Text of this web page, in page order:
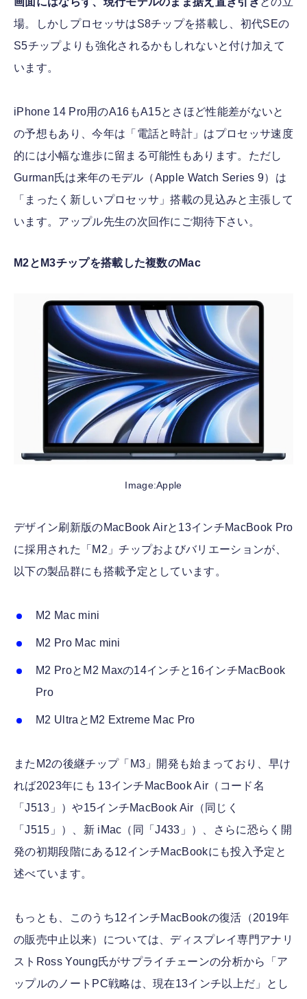
場。しかしプロセッサはS8チップを搭載し、初代SEの
S5チップよりも強化されるかもしれないと付け加えて
います。
iPhone 14 Pro用のA16もA15とさほど性能差がないと
の予想もあり、今年は「電話と時計」はプロセッサ速度
的には小幅な進歩に留まる可能性もあります。ただし
Gurman氏は来年のモデル（Apple Watch Series 9）は
「まったく新しいプロセッサ」搭載の見込みと主張して
います。アップル先生の次回作にご期待下さい。
M2とM3チップを搭載した複数のMac
Image:Apple
デザイン刷新版のMacBook Airと13インチMacBook Pro
に採用された「M2」チップおよびバリエーションが、
以下の製品群にも搭載予定としています。
M2 Mac mini
M2 Pro Mac mini
M2 ProとM2 Maxの14インチと16インチMacBook
Pro
M2 UltraとM2 Extreme Mac Pro
またM2の後継チップ「M3」開発も始まっており、早け
れば2023年にも 13インチMacBook Air（コード名
「J513」）や15インチMacBook Air（同じく
「J515」）、新 iMac（同「J433」）、さらに恐らく開
発の初期段階にある12インチMacBookにも投入予定と
述べています。
もっとも、このうち12インチMacBookの復活（2019年
の販売中止以来）については、ディスプレイ専門アナリ
ストRoss Young氏がサプライチェーンの分析から「ア
ップルのノートPC戦略は、現在13インチ以上だ」とし